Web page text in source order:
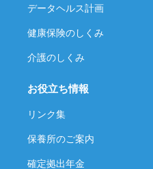
データヘルス計画
健康保険のしくみ
介護のしくみ
お役立ち情報
リンク集
保養所のご案内
確定拠出年金